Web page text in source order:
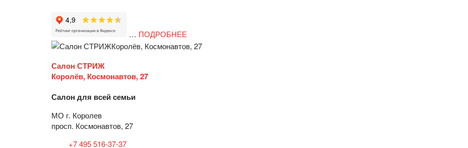
… ПОДРОБНЕЕ
Салон СТРИЖ
Королёв, Космонавтов, 27
Салон для всей семьи
МО г. Королев
просп. Космонавтов, 27
+7 495 516-37-37